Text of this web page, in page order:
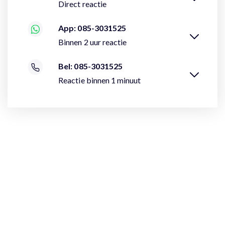
Direct reactie
App: 085-3031525
Binnen 2 uur reactie
Bel: 085-3031525
Reactie binnen 1 minuut